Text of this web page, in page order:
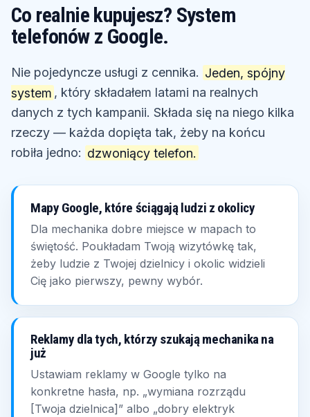
Co realnie kupujesz? System
telefonów z Google.
Nie pojedyncze usługi z cennika. Jeden, spójny
system , który składałem latami na realnych
danych z tych kampanii. Składa się na niego kilka
rzeczy — każda dopięta tak, żeby na końcu
robiła jedno: dzwoniący telefon.
Mapy Google, które ściągają ludzi z okolicy
Dla mechanika dobre miejsce w mapach to
świętość. Poukładam Twoją wizytówkę tak,
żeby ludzie z Twojej dzielnicy i okolic widzieli
Cię jako pierwszy, pewny wybór.
Reklamy dla tych, którzy szukają mechanika na
już
Ustawiam reklamy w Google tylko na
konkretne hasła, np. „wymiana rozrządu
[Twoja dzielnica]” albo „dobry elektryk